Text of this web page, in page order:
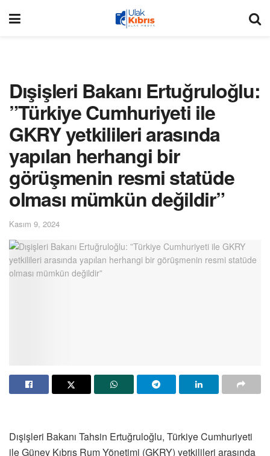
Dışişleri Bakanı Ertuğruloğlu:
”Türkiye Cumhuriyeti ile
GKRY yetkilileri arasında
yapılan herhangi bir
görüşmenin resmi statüde
olması mümkün değildir”
Kasım 9, 2024
Dışişleri Bakanı Tahsin Ertuğruloğlu, Türkiye Cumhuriyeti
ile Güney Kıbrıs Rum Yönetimi (GKRY) yetkilileri arasında